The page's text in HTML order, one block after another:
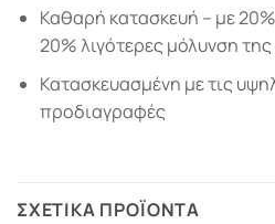
Καθαρή κατασκευή – µε 20%
20% λιγότερες μόλυνση
Κατασκευασμένη με τις
προδιαγραφές
ΣΧΕΤΙΚΆ ΠΡΟΪΌΝΤΑ